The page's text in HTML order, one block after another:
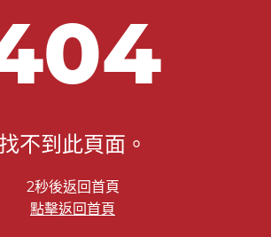
找不到此頁面。
2秒後返回首頁
點擊返回首頁